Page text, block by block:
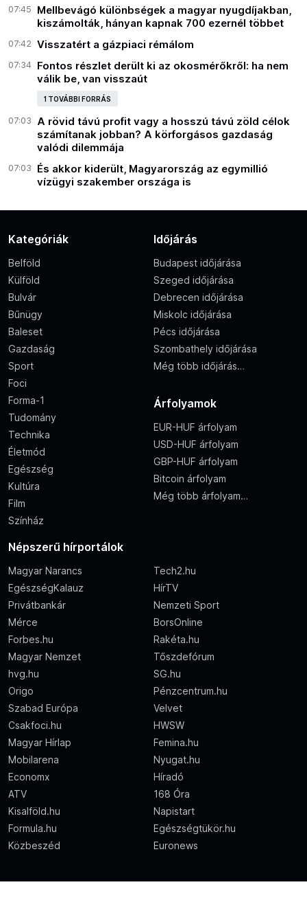
07:45
Mellbevágó különbségek a magyar nyugdíjakban,
kiszámolták, hányan kapnak 700 ezernél többet
07:42 Visszatért a gázpiaci rémálom
07:34 Fontos részlet derült ki az okosmérőkről: ha nem
válik be, van visszaút
1 TOVÁBBI FORRÁS
07:03
A rövid távú profit vagy a hosszú távú zöld célok
számítanak jobban? A körforgásos gazdaság
valódi dilemmája
07:03
És akkor kiderült, Magyarország az egymillió
vízügyi szakember országa is
Kategóriák
Belföld
Külföld
Bulvár
Bűnügy
Baleset
Gazdaság
Sport
Foci
Forma-1
Tudomány
Technika
Életmód
Egészség
Kultúra
Film
Színház
Időjárás
Budapest időjárása
Szeged időjárása
Debrecen időjárása
Miskolc időjárása
Pécs időjárása
Szombathely időjárása
Még több időjárás…
Árfolyamok
EUR-HUF árfolyam
USD-HUF árfolyam
GBP-HUF árfolyam
Bitcoin árfolyam
Még több árfolyam…
Népszerű hírportálok
Magyar Narancs
Tech2.hu
EgészségKalauz
HírTV
Privátbankár
Nemzeti Sport
Mérce
BorsOnline
Forbes.hu
Rakéta.hu
Magyar Nemzet
Tőszdefórum
hvg.hu
SG.hu
Origo
Pénzcentrum.hu
Szabad Európa
Velvet
Csakfoci.hu
HWSW
Magyar Hírlap
Femina.hu
Mobilarena
Nyugat.hu
Economx
Híradó
ATV
168 Óra
Kisalföld.hu
Napistart
Formula.hu
Egészségtükör.hu
Közbeszéd
Euronews